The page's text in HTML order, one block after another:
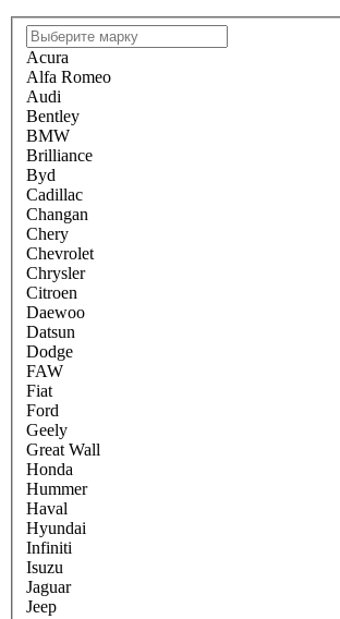
Acura
Alfa Romeo
Audi
Bentley
BMW
Brilliance
Byd
Cadillac
Changan
Chery
Chevrolet
Chrysler
Citroen
Daewoo
Datsun
Dodge
FAW
Fiat
Ford
Geely
Great Wall
Honda
Hummer
Haval
Hyundai
Infiniti
Isuzu
Jaguar
Jeep